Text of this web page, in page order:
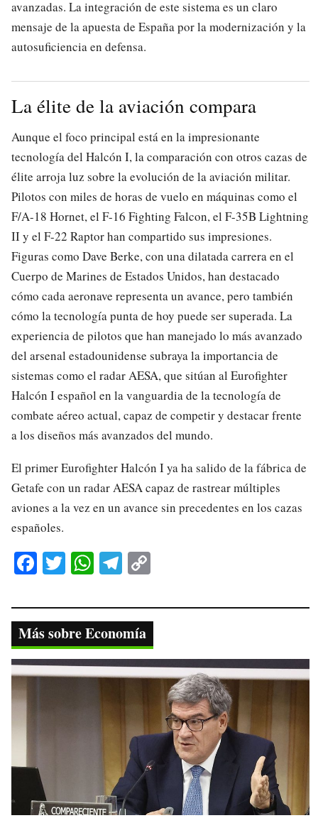
avanzadas. La integración de este sistema es un claro
mensaje de la apuesta de España por la modernización y la
autosuficiencia en defensa.
La élite de la aviación compara
Aunque el foco principal está en la impresionante
tecnología del Halcón I, la comparación con otros cazas de
élite arroja luz sobre la evolución de la aviación militar.
Pilotos con miles de horas de vuelo en máquinas como el
F/A-18 Hornet, el F-16 Fighting Falcon, el F-35B Lightning
II y el F-22 Raptor han compartido sus impresiones.
Figuras como Dave Berke, con una dilatada carrera en el
Cuerpo de Marines de Estados Unidos, han destacado
cómo cada aeronave representa un avance, pero también
cómo la tecnología punta de hoy puede ser superada. La
experiencia de pilotos que han manejado lo más avanzado
del arsenal estadounidense subraya la importancia de
sistemas como el radar AESA, que sitúan al Eurofighter
Halcón I español en la vanguardia de la tecnología de
combate aéreo actual, capaz de competir y destacar frente
a los diseños más avanzados del mundo.
El primer Eurofighter Halcón I ya ha salido de la fábrica de
Getafe con un radar AESA capaz de rastrear múltiples
aviones a la vez en un avance sin precedentes en los cazas
españoles.
Fa
bo
ok
T
tte
r
W
ts
A
pp
Te
gr
a
m
y
Li
nk
Más sobre Economía